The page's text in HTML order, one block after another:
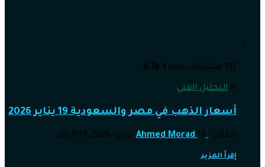
117 مشاركات 4.7k Views
in التحليل الفني
أسعار الذهب في مصر والسعودية 19 يناير 2026
الكاتب Ahmed Morad 19 يناير، 2026, 9:37 ص
إقرأ المزيد